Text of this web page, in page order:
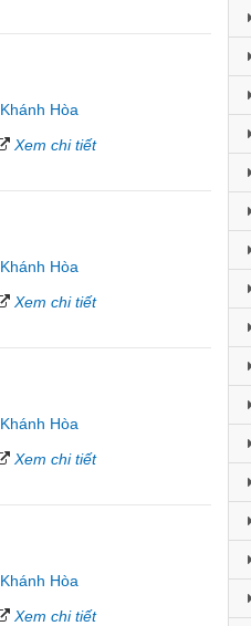
Khánh Hòa
Xem chi tiết
Khánh Hòa
Xem chi tiết
Khánh Hòa
Xem chi tiết
Khánh Hòa
Xem chi tiết